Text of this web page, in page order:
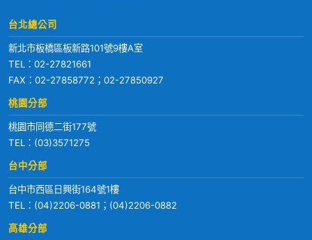
台北總公司
新北市板橋區板新路101號9樓A室
TEL： 02-27821661
FAX：02-27858772；02-27850927
桃園分部
桃園市同德二街177號
TEL： (03)3571275
台中分部
台中市西區日興街164號1樓
TEL： (04)2206-0881 ； (04)2206-0882
高雄分部